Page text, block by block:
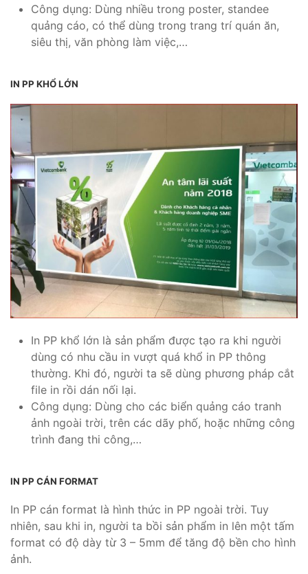
Công dụng: Dùng nhiều trong poster, standee
quảng cáo, có thể dùng trong trang trí quán ăn,
siêu thị, văn phòng làm việc,…
IN PP KHỔ LỚN
In PP khổ lớn là sản phẩm được tạo ra khi người
dùng có nhu cầu in vượt quá khổ in PP thông
thường. Khi đó, người ta sẽ dùng phương pháp cắt
file in rồi dán nối lại.
Công dụng: Dùng cho các biển quảng cáo tranh
ảnh ngoài trời, trên các dãy phố, hoặc những công
trình đang thi công,…
IN PP CÁN FORMAT
In PP cán format là hình thức in PP ngoài trời. Tuy
nhiên, sau khi in, người ta bồi sản phẩm in lên một tấm
format có độ dày từ 3 – 5mm để tăng độ bền cho hình
ảnh.